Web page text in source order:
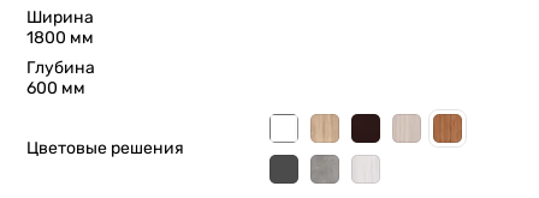
Ширина
1800 мм
Глубина
600 мм
Цветовые решения